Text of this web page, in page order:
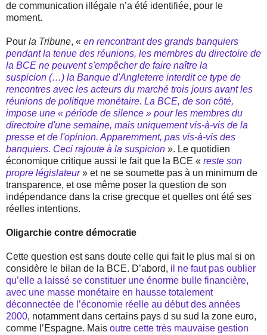
de communication illégale n’a été identifiée, pour le
moment.
Pour la Tribune, « en rencontrant des grands banquiers
pendant la tenue des réunions, les membres du directoire de
la BCE ne peuvent s'empêcher de faire naître la
suspicion (…) la Banque d'Angleterre interdit ce type de
rencontres avec les acteurs du marché trois jours avant les
réunions de politique monétaire. La BCE, de son côté,
impose une « période de silence » pour les membres du
directoire d'une semaine, mais uniquement vis-à-vis de la
presse et de l'opinion. Apparemment, pas vis-à-vis des
banquiers. Ceci rajoute à la suspicion ». Le quotidien
économique critique aussi le fait que la BCE « reste son
propre législateur» et ne se soumette pas à un minimum de
transparence, et ose même poser la question de son
indépendance dans la crise grecque et quelles ont été ses
réelles intentions.
Oligarchie contre démocratie
Cette question est sans doute celle qui fait le plus mal si on
considère le bilan de la BCE. D’abord, il ne faut pas oublier
qu’elle a laissé se constituer une énorme bulle financière,
avec une masse monétaire en hausse totalement
déconnectée de l’économie réelle au début des années
2000, notamment dans certains pays d su sud la zone euro,
comme l’Espagne. Mais outre cette très mauvaise gestion